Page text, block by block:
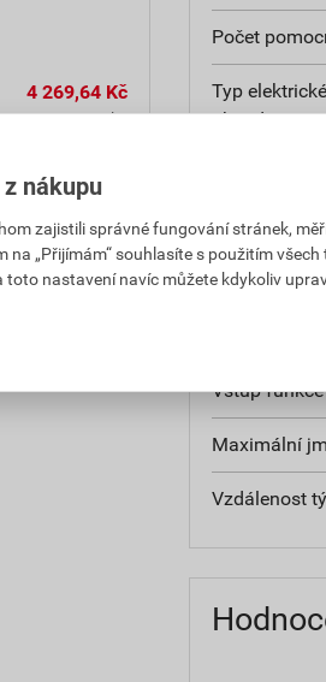
4 269,64 Kč
s DPH za ks
5 218,05 Kč
Počet
Typ
obvodu
Třída
Automatická
Vstup funkce
Maximální
Vzdálenost
nákupu
zajistili správné fungování stránek,
„Přijímám“ souhlasíte s použitím všech
nastavení navíc můžete kdykoliv